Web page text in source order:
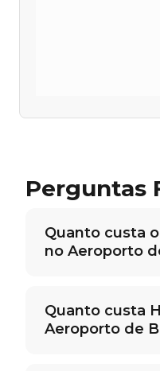
Perguntas
Quanto custa
no Aeroporto
Quanto custa
Aeroporto de